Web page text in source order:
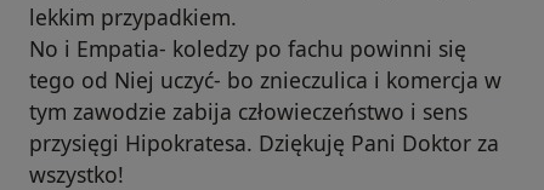
lekkim przypadkiem.
No i Empatia- koledzy po fachu powinni się
tego od Niej uczyć- bo znieczulica i komercja w
tym zawodzie zabija człowieczeństwo i sens
przysięgi Hipokratesa. Dziękuję Pani Doktor za
wszystko!